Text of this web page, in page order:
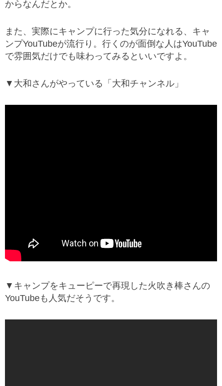
からなんだとか。
また、実際にキャンプに行った気分になれる、キャ
ンプYouTubeが流行り。行くのが面倒な人はYouTube
で雰囲気だけでも味わってみるといいですよ。
▼大和さんがやっている「大和チャンネル」
▼キャンプをキューピーで再現した火吹き棒さんの
YouTubeも人気だそうです。